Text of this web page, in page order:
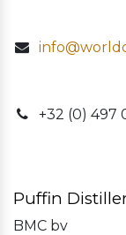
​+32 (0) 497
Puffin
BMC bv